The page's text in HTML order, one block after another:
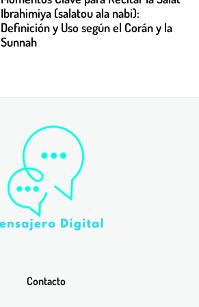
Ibrahimiya (salatou ala nabi):
Definición y Uso según el Corán y la
Sunnah
Contacto